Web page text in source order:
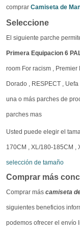
comprar Camiseta de
Seleccione
El siguiente parche
Primera Equipacion 6
room For racism ,
Dorado , RESPECT ,
una o más parches de
parches mas
Usted puede elegir el
170CM , XL/180-185CM ,
selección de tamaño
Comprar más
Comprar más camiseta
siguientes beneficios
podemos ofrecer el envío